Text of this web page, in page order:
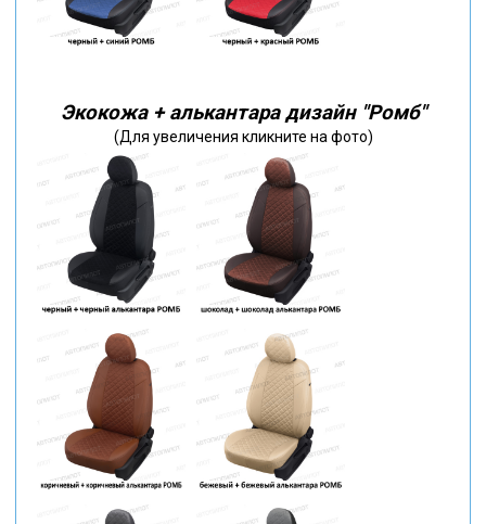
Экокожа + алькантара дизайн "Ромб"
(Для увеличения кликните на фото)